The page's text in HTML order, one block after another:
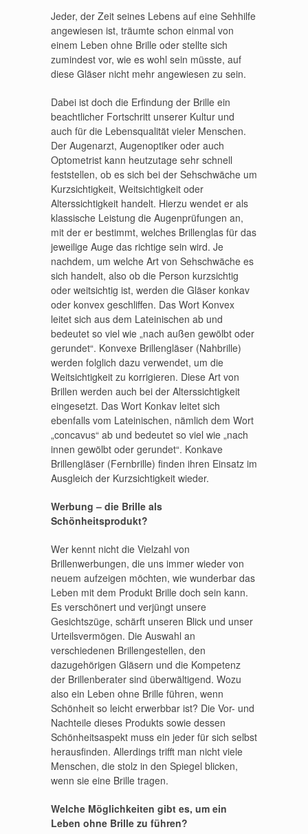
Jeder, der Zeit seines Lebens auf eine Sehhilfe
angewiesen ist, träumte schon einmal von
einem Leben ohne Brille oder stellte sich
zumindest vor, wie es wohl sein müsste, auf
diese Gläser nicht mehr angewiesen zu sein.
Dabei ist doch die Erfindung der Brille ein
beachtlicher Fortschritt unserer Kultur und
auch für die Lebensqualität vieler Menschen.
Der Augenarzt, Augenoptiker oder auch
Optometrist kann heutzutage sehr schnell
feststellen, ob es sich bei der Sehschwäche um
Kurzsichtigkeit, Weitsichtigkeit oder
Alterssichtigkeit handelt. Hierzu wendet er als
klassische Leistung die Augenprüfungen an,
mit der er bestimmt, welches Brillenglas für das
jeweilige Auge das richtige sein wird. Je
nachdem, um welche Art von Sehschwäche es
sich handelt, also ob die Person kurzsichtig
oder weitsichtig ist, werden die Gläser konkav
oder konvex geschliffen. Das Wort Konvex
leitet sich aus dem Lateinischen ab und
bedeutet so viel wie „nach außen gewölbt oder
gerundet“. Konvexe Brillengläser (Nahbrille)
werden folglich dazu verwendet, um die
Weitsichtigkeit zu korrigieren. Diese Art von
Brillen werden auch bei der Alterssichtigkeit
eingesetzt. Das Wort Konkav leitet sich
ebenfalls vom Lateinischen, nämlich dem Wort
„concavus“ ab und bedeutet so viel wie „nach
innen gewölbt oder gerundet“. Konkave
Brillengläser (Fernbrille) finden ihren Einsatz im
Ausgleich der Kurzsichtigkeit wieder.
Werbung – die Brille als
Schönheitsprodukt?
Wer kennt nicht die Vielzahl von
Brillenwerbungen, die uns immer wieder von
neuem aufzeigen möchten, wie wunderbar das
Leben mit dem Produkt Brille doch sein kann.
Es verschönert und verjüngt unsere
Gesichtszüge, schärft unseren Blick und unser
Urteilsvermögen. Die Auswahl an
verschiedenen Brillengestellen, den
dazugehörigen Gläsern und die Kompetenz
der Brillenberater sind überwältigend. Wozu
also ein Leben ohne Brille führen, wenn
Schönheit so leicht erwerbbar ist? Die Vor- und
Nachteile dieses Produkts sowie dessen
Schönheitsaspekt muss ein jeder für sich selbst
herausfinden. Allerdings trifft man nicht viele
Menschen, die stolz in den Spiegel blicken,
wenn sie eine Brille tragen.
Welche Möglichkeiten gibt es, um ein
Leben ohne Brille zu führen?